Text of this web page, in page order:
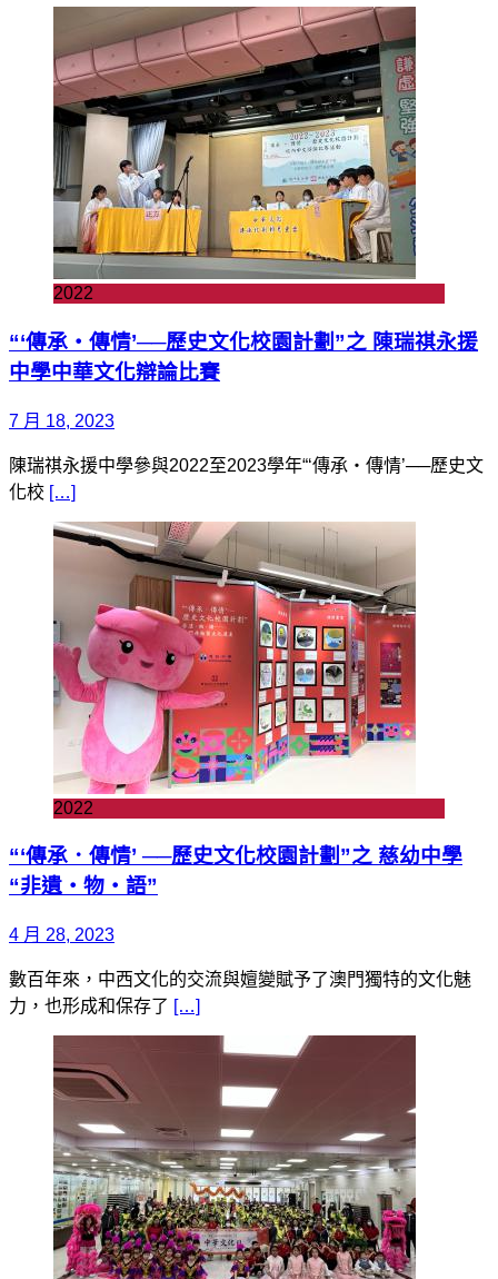
2022
“‘傳承‧傳情’──歷史文化校園計劃”之 陳瑞祺永援
中學中華文化辯論比賽
7 月 18, 2023
陳瑞祺永援中學參與2022至2023學年“‘傳承‧傳情’──歷史文
化校 […]
2022
“‘傳承．傳情’ ──歷史文化校園計劃”之 慈幼中學
“非遺‧物‧語”
4 月 28, 2023
數百年來，中西文化的交流與嬗變賦予了澳門獨特的文化魅
力，也形成和保存了 […]